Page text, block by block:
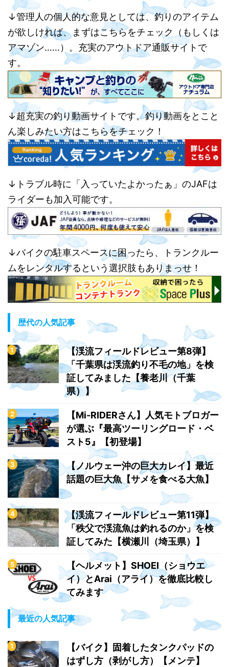
↓管理人の個人的な意見としては、釣りのアイテム
が欲しければ、まずはこちらをチェック（もしくは
アマゾン……）。充実のアウトドア通販サイトで
す。
↓超充実の釣り動画サイトです。釣り動画をとこと
ん楽しみたい方はこちらをチェック！
↓トラブル時に「入っていたよかったぁ」のJAFは
ライダーも加入可能です。
↓バイクの駐車スペースに困ったら、トランクルー
ムをレンタルするという選択肢もありまっせ！
歴代の人気記事
【渓流フィールドレビュー第8弾】
「千葉県は渓流釣り不毛の地」を検
証してみました【養老川（千葉
県）】
【Mi-RIDERさん】人気モトブロガー
が選ぶ『最高ツーリングロード・ベ
スト5』【初登場】
【ノルウェー沖の巨大カレイ】最近
話題の巨大魚【サメを食べる大魚】
【渓流フィールドレビュー第11弾】
「秩父で渓流魚は釣れるのか」を検
証してみた【横瀬川（埼玉県）】
【ヘルメット】SHOEI（ショウエ
イ）とArai（アライ）を徹底比較し
てみます
最近の人気記事
【バイク】固着したタンクパッドの
はずし方（剥がし方）【メンテ】